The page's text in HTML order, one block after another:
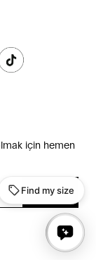
için hemen
GÖNDER